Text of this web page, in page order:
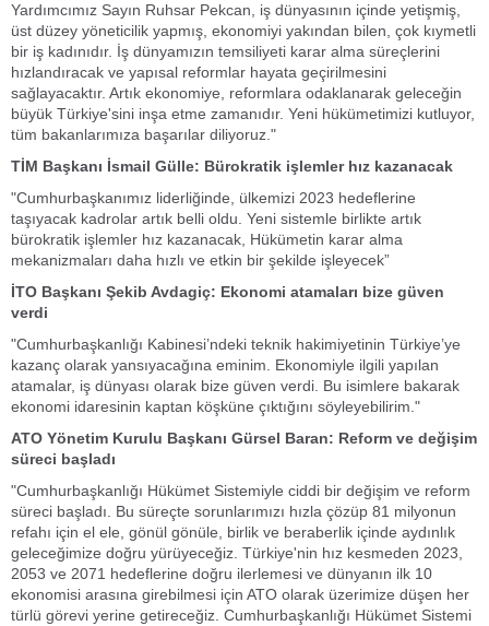
Yardımcımız Sayın Ruhsar Pekcan, iş dünyasının içinde yetişmiş,
üst düzey yöneticilik yapmış, ekonomiyi yakından bilen, çok kıymetli
bir iş kadınıdır. İş dünyamızın temsiliyeti karar alma süreçlerini
hızlandıracak ve yapısal reformlar hayata geçirilmesini
sağlayacaktır. Artık ekonomiye, reformlara odaklanarak geleceğin
büyük Türkiye'sini inşa etme zamanıdır. Yeni hükümetimizi kutluyor,
tüm bakanlarımıza başarılar diliyoruz."
TİM Başkanı İsmail Gülle: Bürokratik işlemler hız kazanacak
"Cumhurbaşkanımız liderliğinde, ülkemizi 2023 hedeflerine
taşıyacak kadrolar artık belli oldu. Yeni sistemle birlikte artık
bürokratik işlemler hız kazanacak, Hükümetin karar alma
mekanizmaları daha hızlı ve etkin bir şekilde işleyecek”
İTO Başkanı Şekib Avdagiç: Ekonomi atamaları bize güven
verdi
"Cumhurbaşkanlığı Kabinesi’ndeki teknik hakimiyetinin Türkiye’ye
kazanç olarak yansıyacağına eminim. Ekonomiyle ilgili yapılan
atamalar, iş dünyası olarak bize güven verdi. Bu isimlere bakarak
ekonomi idaresinin kaptan köşküne çıktığını söyleyebilirim."
ATO Yönetim Kurulu Başkanı Gürsel Baran: Reform ve değişim
süreci başladı
"Cumhurbaşkanlığı Hükümet Sistemiyle ciddi bir değişim ve reform
süreci başladı. Bu süreçte sorunlarımızı hızla çözüp 81 milyonun
refahı için el ele, gönül gönüle, birlik ve beraberlik içinde aydınlık
geleceğimize doğru yürüyeceğiz. Türkiye'nin hız kesmeden 2023,
2053 ve 2071 hedeflerine doğru ilerlemesi ve dünyanın ilk 10
ekonomisi arasına girebilmesi için ATO olarak üzerimize düşen her
türlü görevi yerine getireceğiz. Cumhurbaşkanlığı Hükümet Sistemi